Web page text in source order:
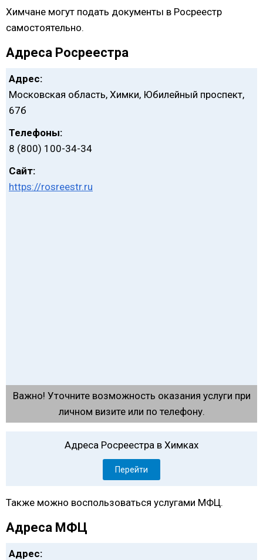
Химчане могут подать документы в Росреестр
самостоятельно.
Адреса Росреестра
Адрес:
Московская область, Химки, Юбилейный проспект,
67б
Телефоны:
8 (800) 100-34-34
Сайт:
https://rosreestr.ru
Важно! Уточните возможность оказания услуги при
личном визите или по телефону.
Адреса Росреестра в Химках
Перейти
Также можно воспользоваться услугами МФЦ.
Адреса МФЦ
Адрес: